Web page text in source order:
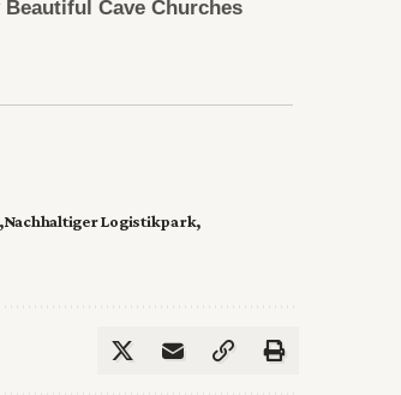
Nachhaltiger Logistikpark